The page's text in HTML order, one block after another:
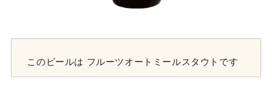
このビールは フルーツオートミールスタウトです